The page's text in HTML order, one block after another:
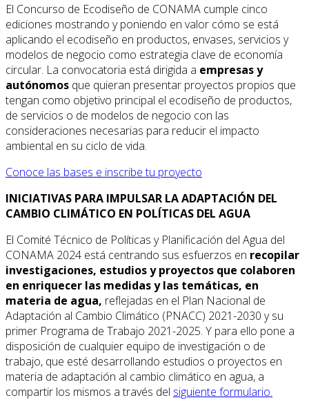
El Concurso de Ecodiseño de CONAMA cumple cinco
ediciones mostrando y poniendo en valor cómo se está
aplicando el ecodiseño en productos, envases, servicios y
modelos de negocio como estrategia clave de economía
circular. La convocatoria está dirigida a empresas y
autónomos que quieran presentar proyectos propios que
tengan como objetivo principal el ecodiseño de productos,
de servicios o de modelos de negocio con las
consideraciones necesarias para reducir el impacto
ambiental en su ciclo de vida.
Conoce las bases e inscribe tu proyecto
INICIATIVAS PARA IMPULSAR LA ADAPTACIÓN DEL
CAMBIO CLIMÁTICO EN POLÍTICAS DEL AGUA
El Comité Técnico de Políticas y Planificación del Agua del
CONAMA 2024 está centrando sus esfuerzos en recopilar
investigaciones, estudios y proyectos que colaboren
en enriquecer las medidas y las temáticas, en
materia de agua, reflejadas en el Plan Nacional de
Adaptación al Cambio Climático (PNACC) 2021-2030 y su
primer Programa de Trabajo 2021-2025. Y para ello pone a
disposición de cualquier equipo de investigación o de
trabajo, que esté desarrollando estudios o proyectos en
materia de adaptación al cambio climático en agua, a
compartir los mismos a través del siguiente formulario.